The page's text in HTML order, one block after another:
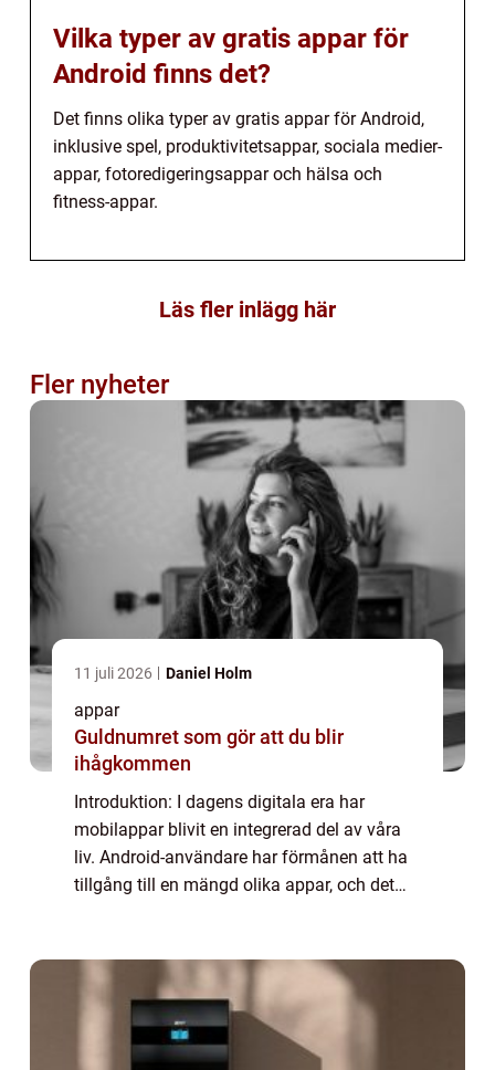
Vilka typer av gratis appar för
Android finns det?
Det finns olika typer av gratis appar för Android,
inklusive spel, produktivitetsappar, sociala medier-
appar, fotoredigeringsappar och hälsa och
fitness-appar.
Läs fler inlägg här
Fler nyheter
11 juli 2026 Daniel Holm
appar
Guldnumret som gör att du blir
ihågkommen
Introduktion: I dagens digitala era har
mobilappar blivit en integrerad del av våra
liv. Android-användare har förmånen att ha
tillgång till en mängd olika appar, och det